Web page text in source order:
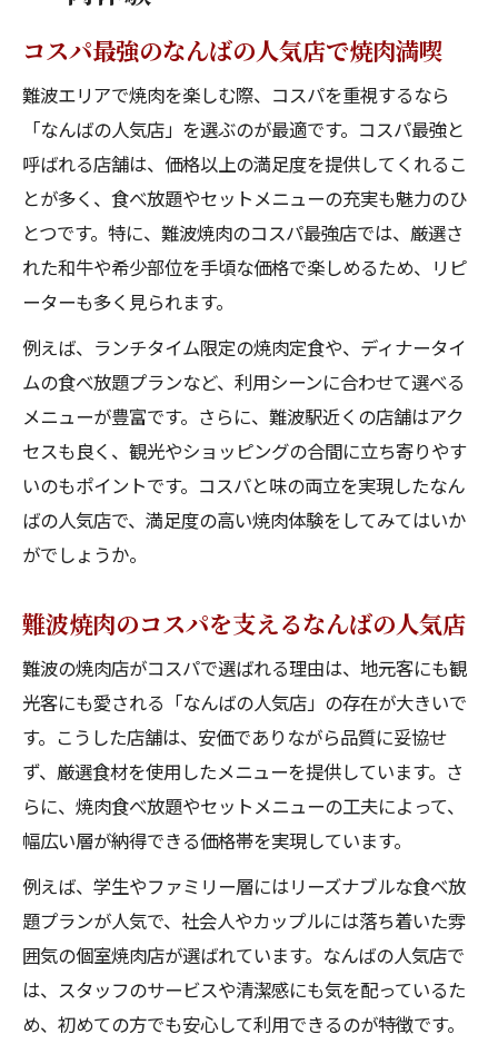
コスパ最強のなんばの人気店で焼肉満喫
難波エリアで焼肉を楽しむ際、コスパを重視するなら
「なんばの人気店」を選ぶのが最適です。コスパ最強と
呼ばれる店舗は、価格以上の満足度を提供してくれるこ
とが多く、食べ放題やセットメニューの充実も魅力のひ
とつです。特に、難波焼肉のコスパ最強店では、厳選さ
れた和牛や希少部位を手頃な価格で楽しめるため、リピ
ーターも多く見られます。
例えば、ランチタイム限定の焼肉定食や、ディナータイ
ムの食べ放題プランなど、利用シーンに合わせて選べる
メニューが豊富です。さらに、難波駅近くの店舗はアク
セスも良く、観光やショッピングの合間に立ち寄りやす
いのもポイントです。コスパと味の両立を実現したなん
ばの人気店で、満足度の高い焼肉体験をしてみてはいか
がでしょうか。
難波焼肉のコスパを支えるなんばの人気店
難波の焼肉店がコスパで選ばれる理由は、地元客にも観
光客にも愛される「なんばの人気店」の存在が大きいで
す。こうした店舗は、安価でありながら品質に妥協せ
ず、厳選食材を使用したメニューを提供しています。さ
らに、焼肉食べ放題やセットメニューの工夫によって、
幅広い層が納得できる価格帯を実現しています。
例えば、学生やファミリー層にはリーズナブルな食べ放
題プランが人気で、社会人やカップルには落ち着いた雰
囲気の個室焼肉店が選ばれています。なんばの人気店で
は、スタッフのサービスや清潔感にも気を配っているた
め、初めての方でも安心して利用できるのが特徴です。